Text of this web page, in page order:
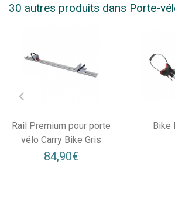
30 autres produits dans Porte-
Rail Premium pour porte
vélo Carry Bike Gris
84,90€
Bike